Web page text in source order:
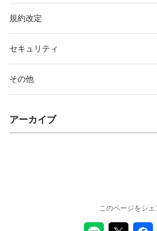
規約改定
セキュリティ
その他
アーカイブ
このページをシェ